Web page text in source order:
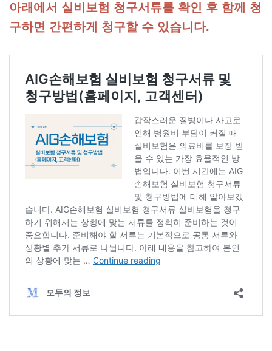
아래에서 실비보험 청구서류를 확인 후 함께 청
구하면 간편하게 청구할 수 있습니다.